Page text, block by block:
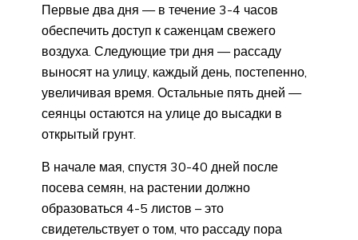
Первые два дня — в течение 3-4 часов
обеспечить доступ к саженцам свежего
воздуха. Следующие три дня — рассаду
выносят на улицу, каждый день, постепенно,
увеличивая время. Остальные пять дней —
сеянцы остаются на улице до высадки в
открытый грунт.
В начале мая, спустя 30-40 дней после
посева семян, на растении должно
образоваться 4-5 листов – это
свидетельствует о том, что рассаду пора